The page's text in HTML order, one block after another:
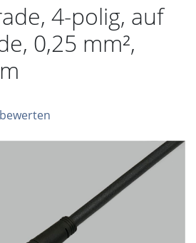
4-polig, auf
0,25 mm²,